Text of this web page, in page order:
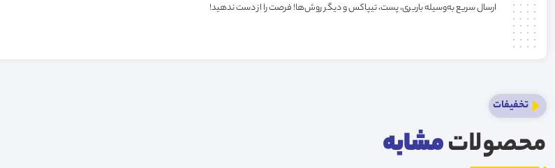
ارسال سریع به‌وسیله باربری، پست، تیپاکس و دیگر روش‌ها! فرصت را از دست ندهید!
تخفیفات
محصولاتمشابه